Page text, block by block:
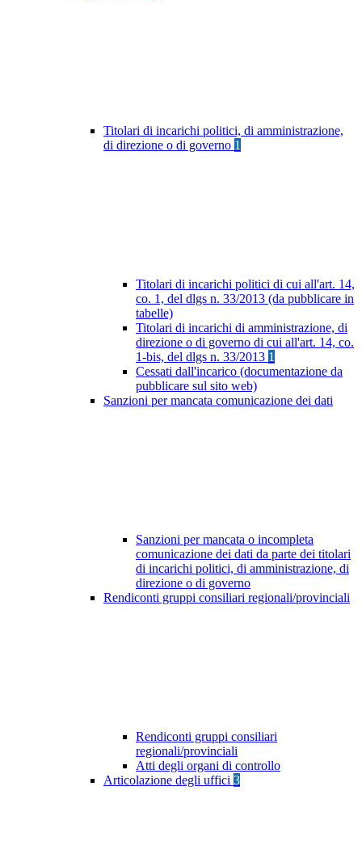
Titolari di incarichi politici, di amministrazione,
di direzione o di governo 1
Titolari di incarichi politici di cui all'art. 14,
co. 1, del dlgs n. 33/2013 (da pubblicare in
tabelle)
Titolari di incarichi di amministrazione, di
direzione o di governo di cui all'art. 14, co.
1-bis, del dlgs n. 33/2013 1
Cessati dall'incarico (documentazione da
pubblicare sul sito web)
Sanzioni per mancata comunicazione dei dati
Sanzioni per mancata o incompleta
comunicazione dei dati da parte dei titolari
di incarichi politici, di amministrazione, di
direzione o di governo
Rendiconti gruppi consiliari regionali/provinciali
Rendiconti gruppi consiliari
regionali/provinciali
Atti degli organi di controllo
Articolazione degli uffici 3